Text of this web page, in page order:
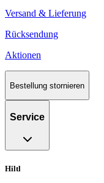
Versand & Lieferung
Rücksendung
Aktionen
Bestellung stornieren
Service
Hiltl